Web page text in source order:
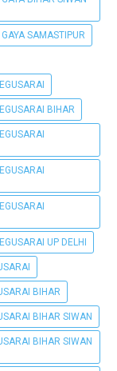
SAMASTIPUR
BIHAR
UP DELHI
BIHAR
BIHAR SIWAN
BIHAR SIWAN